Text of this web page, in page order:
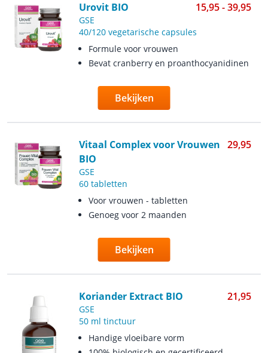
Urovit BIO 15,95 - 39,95
GSE
40/120 vegetarische capsules
Formule voor vrouwen
Bevat cranberry en proanthocyanidinen
Bekijken
Vitaal Complex voor Vrouwen
BIO
29,95
GSE
60 tabletten
Voor vrouwen - tabletten
Genoeg voor 2 maanden
Bekijken
Koriander Extract BIO 21,95
GSE
50 ml tinctuur
Handige vloeibare vorm